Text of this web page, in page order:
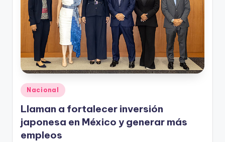
Publicado
en
Nacional
Llaman a fortalecer inversión
japonesa en México y generar más
empleos